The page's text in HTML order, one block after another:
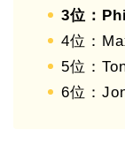
3位：
4位：
5位：
6位：